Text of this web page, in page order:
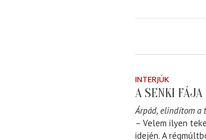
INTERJÚK
A SENKI FÁJA
Árpád, elindítom a
– Velem ilyen
idején. A